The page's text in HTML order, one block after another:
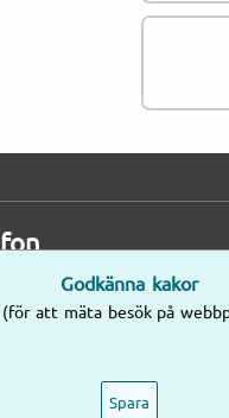
Godkänna kakor
att mäta besök på
Spara